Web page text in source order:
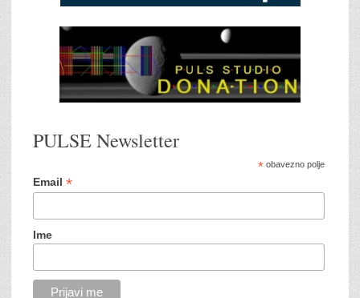
PULSE Newsletter
*obavezno polje
Email *
Ime